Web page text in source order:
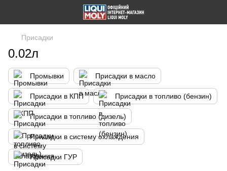
Присадки
0.02л
Промывки Присадки в масло
Присадки в КПП Присадки в топливо (бензин)
Присадки в топливо (дизель)
Присадки в систему охлаждения
Присадки ГУР